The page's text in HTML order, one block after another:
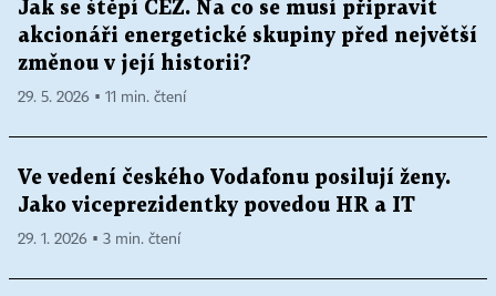
Jak se štěpí ČEZ. Na co se musí připravit
akcionáři energetické skupiny před největší
změnou v její historii?
29. 5. 2026 ▪ 11 min. čtení
Ve vedení českého Vodafonu posilují ženy.
Jako viceprezidentky povedou HR a IT
29. 1. 2026 ▪ 3 min. čtení